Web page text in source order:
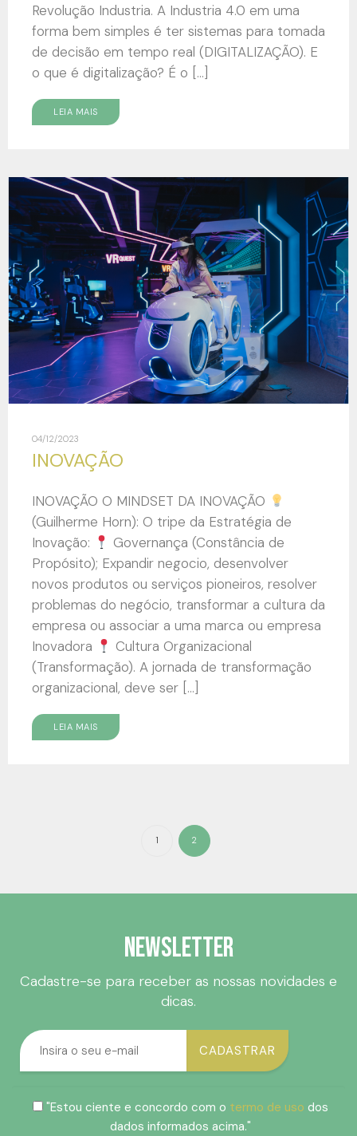
Revolução Industria. A Industria 4.0 em uma
forma bem simples é ter sistemas para tomada
de decisão em tempo real (DIGITALIZAÇÃO). E
o que é digitalização? É o […]
LEIA MAIS
04/12/2023
INOVAÇÃO
INOVAÇÃO O MINDSET DA INOVAÇÃO
(Guilherme Horn): O tripe da Estratégia de
Inovação:
Governança (Constância de
Propósito); Expandir negocio, desenvolver
novos produtos ou serviços pioneiros, resolver
problemas do negócio, transformar a cultura da
empresa ou associar a uma marca ou empresa
Inovadora
Cultura Organizacional
(Transformação). A jornada de transformação
organizacional, deve ser […]
LEIA MAIS
1 2
Newsletter
Cadastre-se para receber as nossas novidades e
dicas.
"Estou ciente e concordo com o termo de uso dos
dados informados acima."